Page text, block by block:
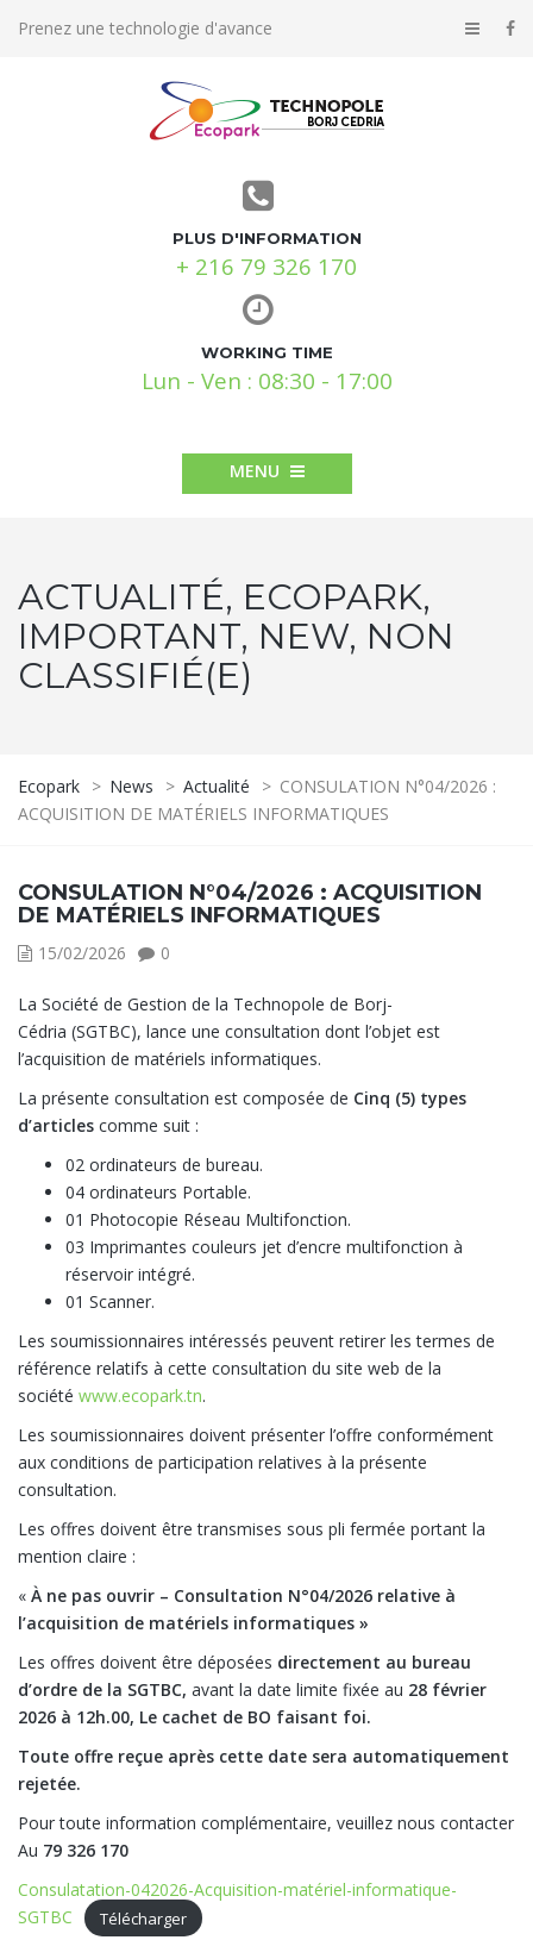
Prenez une technologie d'avance
PLUS D'INFORMATION
+ 216 79 326 170
WORKING TIME
Lun - Ven : 08:30 - 17:00
MENU
ACTUALITÉ, ECOPARK,
IMPORTANT, NEW, NON
CLASSIFIÉ(E)
Ecopark > News > Actualité > CONSULATION N°04/2026 :
ACQUISITION DE MATÉRIELS INFORMATIQUES
CONSULATION N°04/2026 : ACQUISITION
DE MATÉRIELS INFORMATIQUES
15/02/2026 0
La Société de Gestion de la Technopole de Borj-
Cédria (SGTBC), lance une consultation dont l’objet est
l’acquisition de matériels informatiques.
La présente consultation est composée de Cinq (5) types
d’articles comme suit :
02 ordinateurs de bureau.
04 ordinateurs Portable.
01 Photocopie Réseau Multifonction.
03 Imprimantes couleurs jet d’encre multifonction à
réservoir intégré.
01 Scanner.
Les soumissionnaires intéressés peuvent retirer les termes de
référence relatifs à cette consultation du site web de la
société www.ecopark.tn.
Les soumissionnaires doivent présenter l’offre conformément
aux conditions de participation relatives à la présente
consultation.
Les offres doivent être transmises sous pli fermée portant la
mention claire :
« À ne pas ouvrir – Consultation N°04/2026 relative à
l’acquisition de matériels informatiques »
Les offres doivent être déposées directement au bureau
d’ordre de la SGTBC, avant la date limite fixée au 28 février
2026 à 12h.00, Le cachet de BO faisant foi.
Toute offre reçue après cette date sera automatiquement
rejetée.
Pour toute information complémentaire, veuillez nous contacter
Au 79 326 170
Consulatation-042026-Acquisition-matériel-informatique-
SGTBC
Télécharger